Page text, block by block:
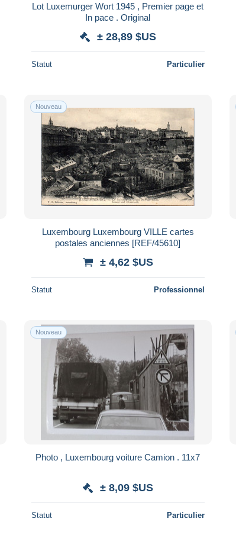
Lot Luxemurger Wort 1945 , Premier page et
In pace . Original
± 28,89 $US
Statut Particulier
Nouveau
Luxembourg Luxembourg VILLE cartes
postales anciennes [REF/45610]
± 4,62 $US
Statut Professionnel
Nouveau
Photo , Luxembourg voiture Camion . 11x7
± 8,09 $US
Statut Particulier